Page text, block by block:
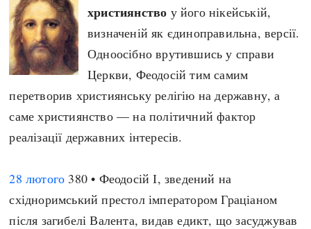
християнство у його нікейській,
визначеній як єдиноправильна, версії.
Одноосібно врутившись у справи
Церкви, Феодосій тим самим
перетворив християнську релігію на державну, а
саме християнство — на політичний фактор
реалізації державних інтересів.
28 лютого 380 • Феодосій І, зведений на
східноримський престол імператором Граціаном
після загибелі Валента, видав едикт, що засуджував